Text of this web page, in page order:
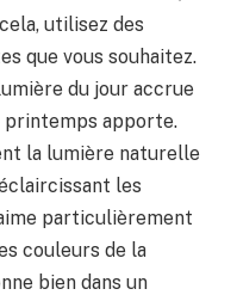
utilisez des
que vous souhaitez.
du jour accrue
printemps apporte.
la lumière naturelle
les
particulièrement
couleurs de la
bien dans un